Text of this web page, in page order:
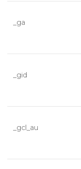
_ga
_gid
_gcl_au